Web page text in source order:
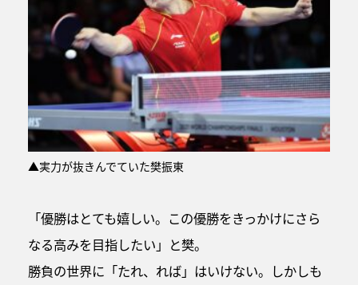
▲実力が抜きんでていた樊振東
「優勝はとても嬉しい。この優勝をきっかけにさら
なる高みを目指したい」と樊。
勝負の世界に「たれ、れば」はいけない。しかしも